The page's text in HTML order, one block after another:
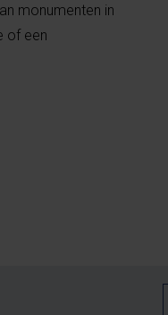
monumenten in
of een